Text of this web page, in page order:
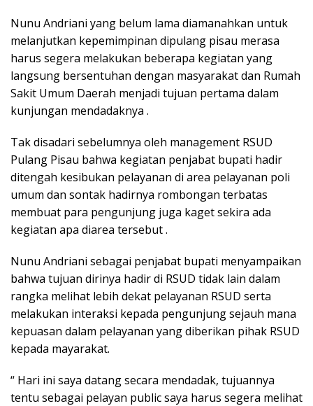
Nunu Andriani yang belum lama diamanahkan untuk
melanjutkan kepemimpinan dipulang pisau merasa
harus segera melakukan beberapa kegiatan yang
langsung bersentuhan dengan masyarakat dan Rumah
Sakit Umum Daerah menjadi tujuan pertama dalam
kunjungan mendadaknya .
Tak disadari sebelumnya oleh management RSUD
Pulang Pisau bahwa kegiatan penjabat bupati hadir
ditengah kesibukan pelayanan di area pelayanan poli
umum dan sontak hadirnya rombongan terbatas
membuat para pengunjung juga kaget sekira ada
kegiatan apa diarea tersebut .
Nunu Andriani sebagai penjabat bupati menyampaikan
bahwa tujuan dirinya hadir di RSUD tidak lain dalam
rangka melihat lebih dekat pelayanan RSUD serta
melakukan interaksi kepada pengunjung sejauh mana
kepuasan dalam pelayanan yang diberikan pihak RSUD
kepada mayarakat.
“ Hari ini saya datang secara mendadak, tujuannya
tentu sebagai pelayan public saya harus segera melihat